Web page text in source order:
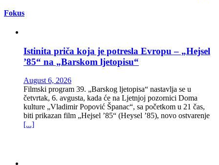
Fokus
Istinita priča koja je potresla Evropu – „Hejsel
’85“ na „Barskom ljetopisu“
August 6, 2026
Filmski program 39. „Barskog ljetopisa“ nastavlja se u
četvrtak, 6. avgusta, kada će na Ljetnjoj pozornici Doma
kulture „Vladimir Popović Španac“, sa početkom u 21 čas,
biti prikazan film „Hejsel ’85“ (Heysel ’85), novo ostvarenje
[...]